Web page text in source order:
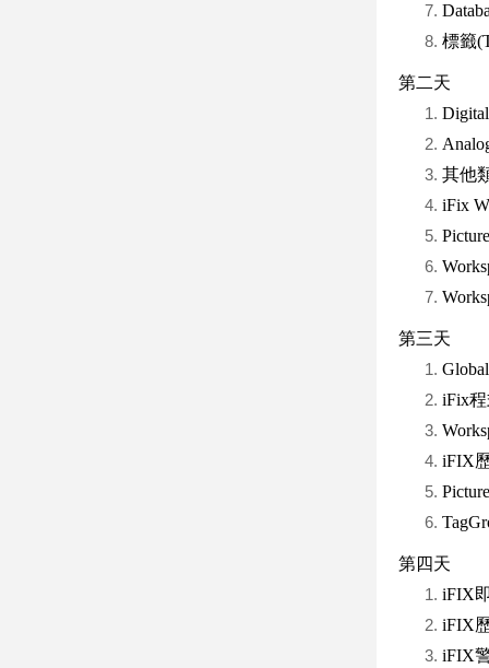
標籤
第二天
其他
iFix
第三天
iFix
iFIX
第四天
iFIX
iFIX
iFIX